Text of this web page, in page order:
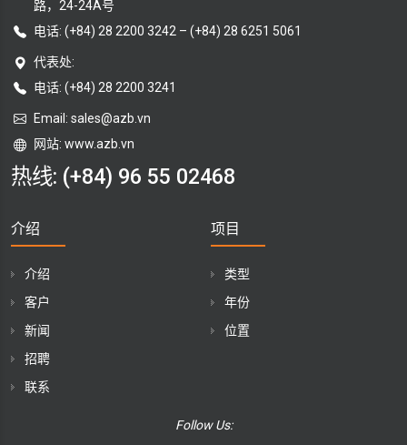
路，24-24A号
电话: (+84) 28 2200 3242 – (+84) 28 6251 5061
代表处:
电话: (+84) 28 2200 3241
Email: sales@azb.vn
网站: www.azb.vn
热线: (+84) 96 55 02468
介绍
介绍
客户
新闻
招聘
联系
项目
类型
年份
位置
Follow Us: